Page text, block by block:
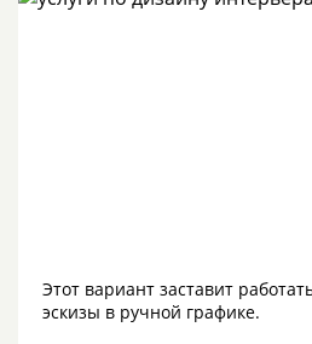
Этот вариант заставит
эскизы в ручной графике.